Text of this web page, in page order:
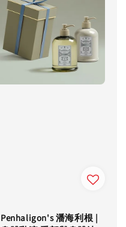
Penhaligon's 潘海利根 |